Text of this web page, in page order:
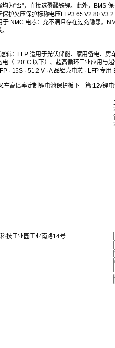
均为"否"，直接选磷酸铁锂。此外，BMS
保护欠压保护标称电压LFP3.65 V2.80
于 NMC 电芯：充不满且存在过充隐患。
辑：LFP 适用于光伏储能、家用备电、
电（−20°C 以下）、超高循环工业应用与超
· 16S · 51.2 V · A 品铝壳电芯 · LFP 专用
车高倍率定制锂电池保护板下一篇:12v锂
技工业园工业南路14号